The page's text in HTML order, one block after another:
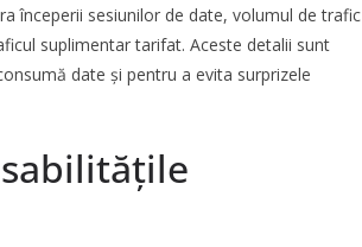
începerii sesiunilor de date, volumul de trafic
suplimentar tarifat. Aceste detalii sunt
date și pentru a evita surprizele